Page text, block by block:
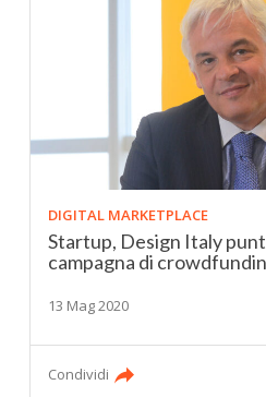
DIGITAL MARKETPLACE
Startup, Design Italy
campagna di
13 Mag 2020
Condividi